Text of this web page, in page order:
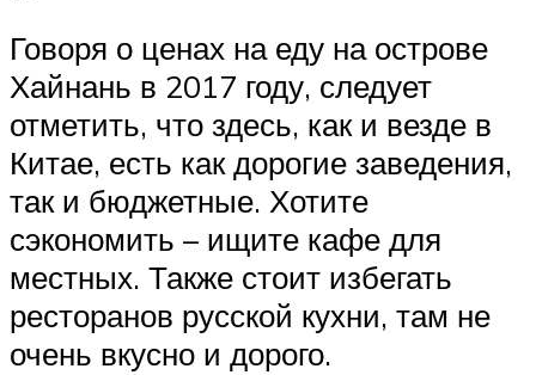
Говоря о ценах на еду на острове
Хайнань в 2017 году, следует
отметить, что здесь, как и везде в
Китае, есть как дорогие заведения,
так и бюджетные. Хотите
сэкономить – ищите кафе для
местных. Также стоит избегать
ресторанов русской кухни, там не
очень вкусно и дорого.